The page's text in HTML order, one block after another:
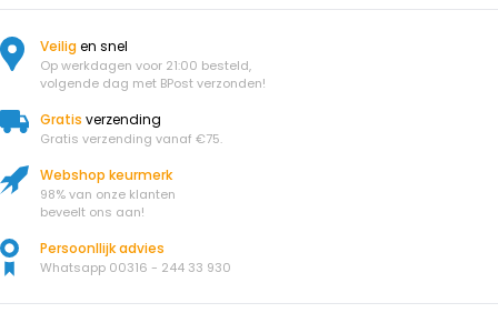
Veiligen snel
Op werkdagen voor 21:00 besteld,
volgende dag met BPost verzonden!
Gratis verzending
Gratis verzending vanaf €75.
Webshop keurmerk
98% van onze klanten
beveelt ons aan!
Persoonllijk advies
Whatsapp 00316 - 244 33 930